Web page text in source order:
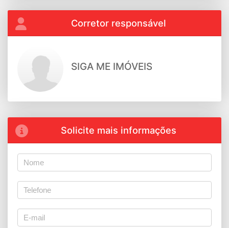
Corretor responsável
SIGA ME IMÓVEIS
Solicite mais informações